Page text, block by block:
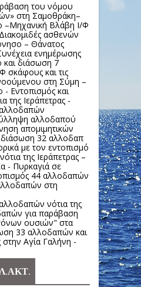
του νόμου
στη Σαμοθράκη–
–Μηχανική Βλάβη Ι/Φ
ασθενών
– Θάνατος
ενημέρωσης
και διάσωση 7
σκάφους και τις
στη Σύμη –
Εντοπισμός και
της Ιεράπετρας -
αλλοδαπού
απομιμητικών
διάσωση 32 αλλοδαπ
με τον εντοπισμό
της Ιεράπετρας –
- Πυρκαγιά σε
44 αλλοδαπών
στη
νότια της
για παράβαση
ουσιών" στα
33 αλλοδαπών και
Αγία Γαλήνη -